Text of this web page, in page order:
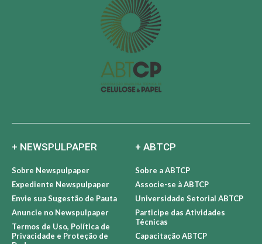
+ NEWSPULPAPER
Sobre Newspulpaper
Expediente Newspulpaper
Envie sua Sugestão de Pauta
Anuncie no Newspulpaper
Termos de Uso, Política de
Privacidade e Proteção de
+ ABTCP
Sobre a ABTCP
Associe-se à ABTCP
Universidade Setorial ABTCP
Participe das Atividades
Técnicas
Capacitação ABTCP